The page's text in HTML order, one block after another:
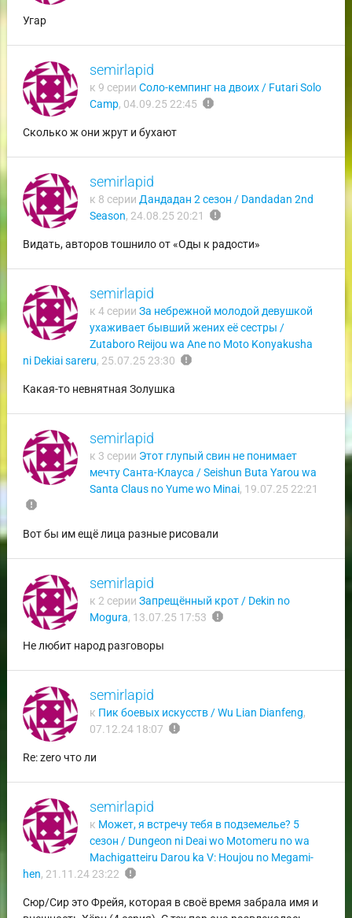
Угар
semirlapid
к 9 серии Соло-кемпинг на двоих / Futari Solo
Camp, 04.09.25 22:45 report
Сколько ж они жрут и бухают
semirlapid
к 8 серии Дандадан 2 сезон / Dandadan 2nd
Season, 24.08.25 20:21 report
Видать, авторов тошнило от «Оды к радости»
semirlapid
к 4 серии За небрежной молодой девушкой
ухаживает бывший жених её сестры /
Zutaboro Reijou wa Ane no Moto Konyakusha
ni Dekiai sareru, 25.07.25 23:30 report
Какая-то невнятная Золушка
semirlapid
к 3 серии Этот глупый свин не понимает
мечту Санта-Клауса / Seishun Buta Yarou wa
Santa Claus no Yume wo Minai, 19.07.25 22:21
report
Вот бы им ещё лица разные рисовали
semirlapid
к 2 серии Запрещённый крот / Dekin no
Mogura, 13.07.25 17:53 report
Не любит народ разговоры
semirlapid
к Пик боевых искусств / Wu Lian Dianfeng,
07.12.24 18:07 report
Re: zero что ли
semirlapid
к Может, я встречу тебя в подземелье? 5
сезон / Dungeon ni Deai wo Motomeru no wa
Machigatteiru Darou ka V: Houjou no Megami-
hen, 21.11.24 23:22 report
Сюр/Сир это Фрейя, которая в своё время забрала имя и